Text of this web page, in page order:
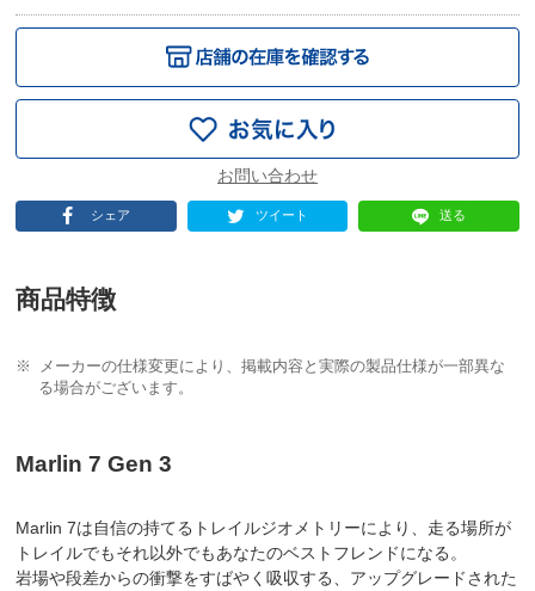
シェア ツイート 送る
商品特徴
メーカーの仕様変更により、掲載内容と実際の製品仕様が一部異な
る場合がございます。
Marlin 7 Gen 3
Marlin 7は自信の持てるトレイルジオメトリーにより、走る場所が
トレイルでもそれ以外でもあなたのベストフレンドになる。
岩場や段差からの衝撃をすばやく吸収する、アップグレードされた